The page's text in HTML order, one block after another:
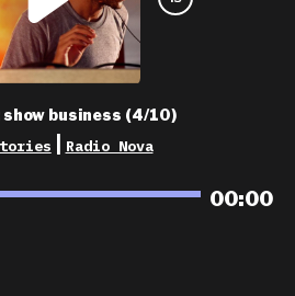
show business (4/10)
Radio Nova
00:00